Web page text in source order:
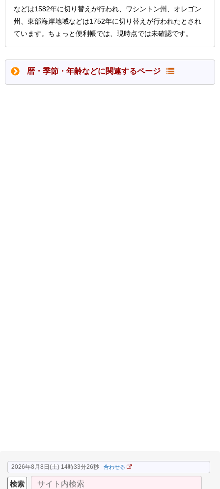
などは1582年に切り替えが行われ、ワシントン州、オレゴン
州、東部海岸地域などは1752年に切り替えが行われたとされ
ています。ちょっと便利帳では、現時点では未確認です。
暦・季節・年齢などに関連するページ
2026年8月8日(土) 14時33分26秒 合わせる